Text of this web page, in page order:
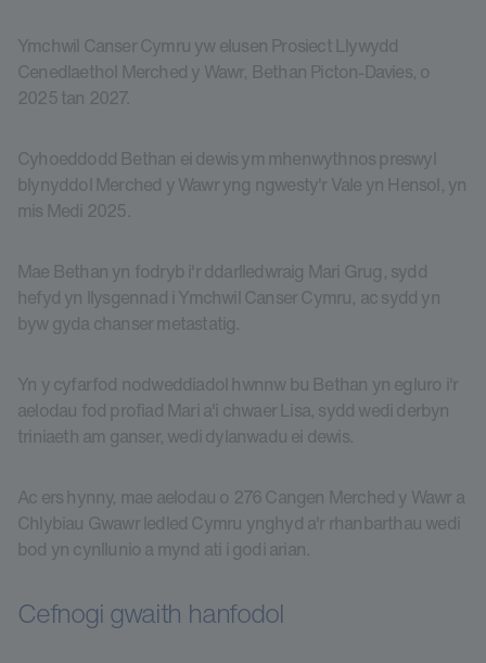
Ymchwil Canser Cymru yw elusen Prosiect Llywydd
Cenedlaethol Merched y Wawr, Bethan Picton-Davies, o
2025 tan 2027.
Cyhoeddodd Bethan ei dewis ym mhenwythnos preswyl
blynyddol Merched y Wawr yng ngwesty'r Vale yn Hensol, yn
mis Medi 2025.
Mae Bethan yn fodryb i'r ddarlledwraig Mari Grug, sydd
hefyd yn llysgennad i Ymchwil Canser Cymru, ac sydd yn
byw gyda chanser metastatig.
Yn y cyfarfod nodweddiadol hwnnw bu Bethan yn egluro i'r
aelodau fod profiad Mari a'i chwaer Lisa, sydd wedi derbyn
triniaeth am ganser, wedi dylanwadu ei dewis.
Ac ers hynny, mae aelodau o 276 Cangen Merched y Wawr a
Chlybiau Gwawr ledled Cymru ynghyd a'r rhanbarthau wedi
bod yn cynllunio a mynd ati i godi arian.
Cefnogi gwaith hanfodol